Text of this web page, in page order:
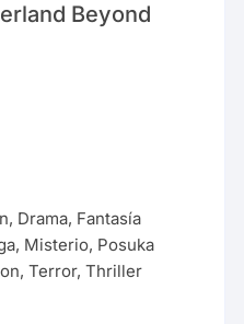
Beyond
, Drama, Fantasía
, Misterio, Posuka
,Terror,Thriller